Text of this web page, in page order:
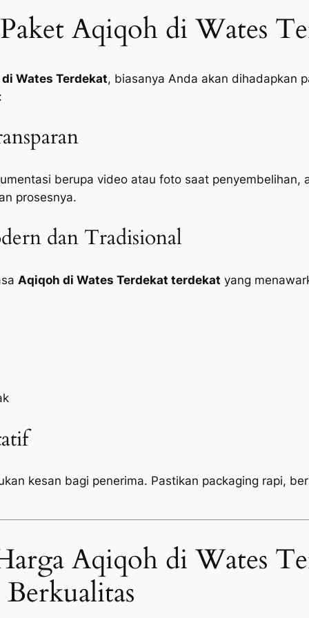
Aqiqoh di Wates
Wates Terdekat, biasanya Anda akan dihadapkan
berupa video atau foto saat penyembelihan,
prosesnya.
dan Tradisional
Aqiqoh di Wates Terdekat terdekat yang
kesan bagi penerima. Pastikan packaging rapi,
Aqiqoh di Wates